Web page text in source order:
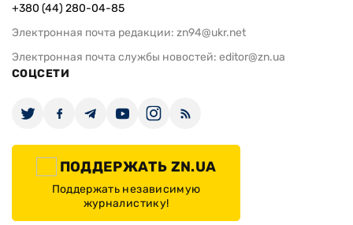
+380 (44) 280-04-85
Электронная почта редакции: zn94@ukr.net
Электронная почта службы новостей: editor@zn.ua
СОЦСЕТИ
ПОДДЕРЖАТЬ ZN.UA
Поддержать независимую
журналистику!